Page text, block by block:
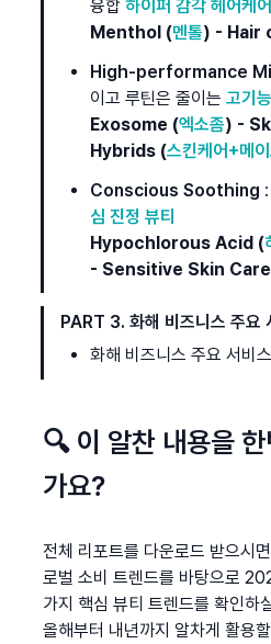
융합 하이퍼 감각 헤어케어
Menthol (멘톨) - Hair
High-performance
이고 루틴은 줄이는 고기
Exosome (엑소좀) -
Hybrids (스킨케어+메
Conscious Soothing
심 진정 뷰티
Hypochlorous Acid (
- Sensitive Skin
PART 3. 화해 비즈니스 주요
화해 비즈니스 주요 서비
🔍 이 알찬 내용을
가요?
전체 리포트를 다운로드 받으시
로벌 소비 트렌드를 바탕으로
가지 핵심 뷰티 트렌드를 확인하
올해부터 내년까지 알차게 활용